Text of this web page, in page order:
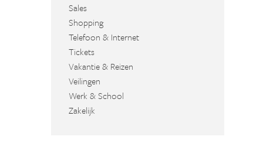
Sales
Shopping
Telefoon & Internet
Tickets
Vakantie & Reizen
Veilingen
Werk & School
Zakelijk